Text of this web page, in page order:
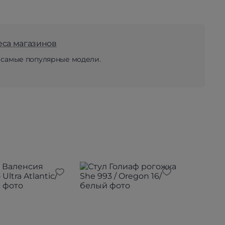
магазинов
популярные модели.